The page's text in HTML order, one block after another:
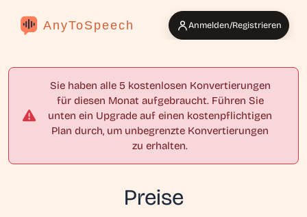
AnyToSpeech Anmelden/Registrieren
Sie haben alle 5 kostenlosen Konvertierungen
für diesen Monat aufgebraucht.Führen Sie
unten ein Upgrade auf einen kostenpflichtigen
Plan durch, um unbegrenzte Konvertierungen
zu erhalten.
Preise